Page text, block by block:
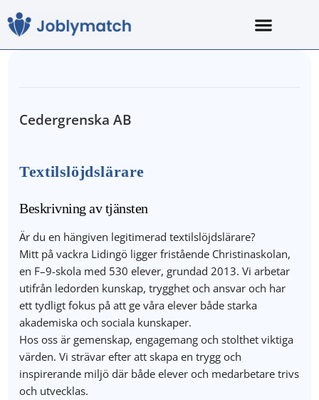
Cedergrenska AB
Textilslöjdslärare
Beskrivning av tjänsten
Är du en hängiven legitimerad textilslöjdslärare?
Mitt på vackra Lidingö ligger fristående Christinaskolan,
en F–9-skola med 530 elever, grundad 2013. Vi arbetar
utifrån ledorden kunskap, trygghet och ansvar och har
ett tydligt fokus på att ge våra elever både starka
akademiska och sociala kunskaper.
Hos oss är gemenskap, engagemang och stolthet viktiga
värden. Vi strävar efter att skapa en trygg och
inspirerande miljö där både elever och medarbetare trivs
och utvecklas.